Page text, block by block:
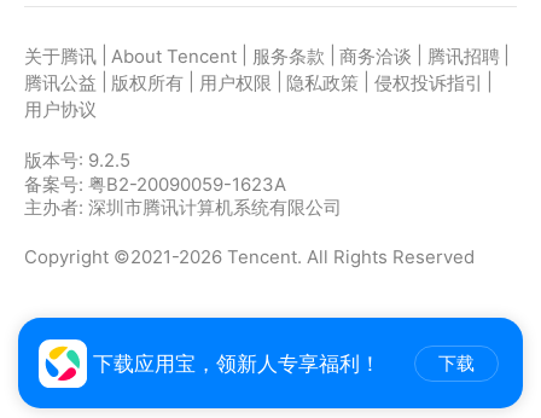
噪音测量：隔音效果测量、噪音分贝测量，只要打开分
贝仪，就能测试出噪音的分贝大小
关于腾讯 About Tencent 服务条款 商务洽谈 腾讯招聘
腾讯公益
版权所有 用户权限 隐私政策 侵权投诉指引
用户协议
版本号: 9.2.5
备案号: 粤B2-20090059-1623A
主办者: 深圳市腾讯计算机系统有限公司
Copyright ©2021-2026 Tencent. All Rights Reserved
下载应用宝，领新人专享福利！ 下载